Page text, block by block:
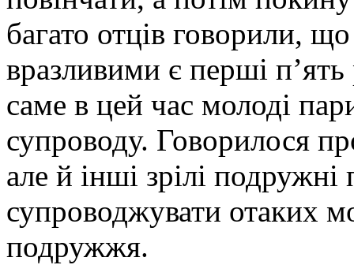
багато отців говорили,
вразливими є перші
саме в цей час молоді
супроводу. Говорилося
але й інші зрілі
супроводжувати отаких
подружжя.